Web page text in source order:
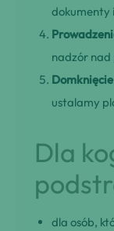
dokumenty
nadzór nad
ustalamy
Dla
dla osób,